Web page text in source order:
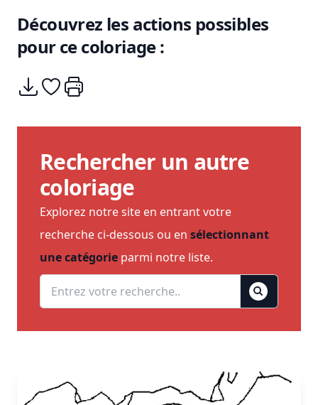
Découvrez les actions possibles
pour ce coloriage :
Télécharger
Ajouter à mes coups de coeurs
Imprimer
Rechercher un autre
coloriage
Explorez notre site en entrant votre
recherche ci-dessous ou en sélectionnant
une catégorie parmi notre liste.